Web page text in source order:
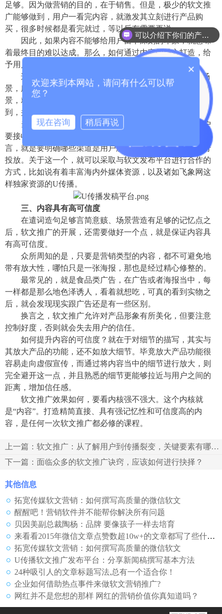
足够。因为做营销的目的，在于销售。但是，极少的软文推
广能够做到，用户一看完内容，就激发其立刻进行产品购
买，很多时候都是看完就过，等以后有需要再说。
因此，如果内容不能够给用户留下深刻的印象，就意味
着最终目的难以达成。那么，如何通过内容的精心打造，给
予用户足够的记忆点？
这就可以采用
“情景记忆”的方式，
即营造一个具体的场
景，所有的内容都是围绕这个场景而展开。因为有具体的场
景，就能够更清晰地将信息传递出来，用户也更容易接受
到，并提升
当然，这里就还涉及到一个信息传播渠道的问题。用户
要接收到软文内容，必定有着偏爱的渠道，而对于企业而
言，就是要明确哪些渠道是用户所偏爱的，然后针对性进行
投放。关于这一个，就可以采取与软文发布平台进行合作的
方式，比如说有着丰富海内外媒体资源，以及诸如飞象网这
样独家资源的U传播。
三、内容具有高可信度
在遣词造句足够言简意赅、场景营造有足够的记忆点之
后，软文推广的开展，还需要做好一个点，就是保证内容具
有高可信度。
众所周知的是，只要是营销类型的内容，都不可避免地
带有放大性，哪怕只是一张海报，那也是经过精心修整的。
最常见的，就是食品类广告，在广告或者海报当中，每
一样都是那么地色泽诱人，看着就想吃，可真的看到实物之
后，就会发现现实跟广告还是有一些区别。
换言之，软文推广允许对产品形象有所美化，但要注意
控制好度，否则就会失去用户的信任。
如何提升内容的可信度？就在于对细节的描写，其实与
其放大产品的功能，还不如放大细节。毕竟放大产品功能很
容易走向虚假宣传，而通过将内容当中的细节进行放大，则
完全避开这一点，并且熟悉的细节更能够拉近与用户之间的
距离，增加信任感。
软文推广效果如何，要看内核强不强大。这个内核就
是“内容”。打造精简直接、具有强记忆性和可信度高的内
容，是任何一次软文推广都必修的课程。
上一篇：软文推广：从了解用户到传播裂变，关键要素有哪些？
下一篇：面临众多的软文推广诀窍，应该如何进行抉择？
其他信息
拓宽传媒软文营销：如何撰写高质量的微信软文
醒醒吧！营销软件并不能帮你解决所有问题
贝因美副总裁陶杨：品牌 要像孩子一样去培育
来看看2015年微信文章点赞数超10w+的文章都写了些什么？
拓宽传媒软文营销：如何撰写高质量的微信软文
U传播软文推广发布平台：分享新闻稿撰写基本方法
24种吸引人的文章标题写法,总有一个适合你！
企业如何借助热点事件来做软文营销推广?
网红并不是您想的那样 网红的营销价值你真知道吗？
可以介绍下你们的产品么？
×
欢迎来到本网站，请问有什么可以帮
您？
现在咨询 稍后再说